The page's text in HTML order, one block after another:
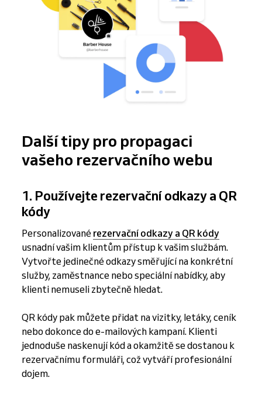
Další tipy pro propagaci
vašeho rezervačního webu
1. Používejte rezervační odkazy a QR
kódy
Personalizovanérezervační odkazy a QR kódy
usnadní vašim klientům přístup k vašim službám.
Vytvořte jedinečné odkazy směřující na konkrétní
služby, zaměstnance nebo speciální nabídky, aby
klienti nemuseli zbytečně hledat.
QR kódy pak můžete přidat na vizitky, letáky, ceník
nebo dokonce do e-mailových kampaní. Klienti
jednoduše naskenují kód a okamžitě se dostanou k
rezervačnímu formuláři, což vytváří profesionální
dojem.